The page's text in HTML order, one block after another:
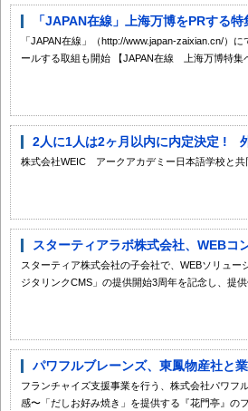
「JAPAN在線」上海万博をPRする
「JAPAN在線」（http://www.japan-zaixian.cn/）
ールする取組も開始 【JAPAN在線 上海万博特集
2人に1人は2ヶ月以内に内定決定 !
株式会社WEIC アークアカデミー日本語学校と共
スターティアラボ株式会社、WEBコ
スターティア株式会社の子会社で、WEBソリュ
ジタリンクCMS」の提供開始3周年を記念し、提
パワフルブレーンズ、東鳳物産社と
フランチャイズ支援事業を行う、株式会社パワフ
感〜「だしお好み焼き」を提供する『花門亭』の